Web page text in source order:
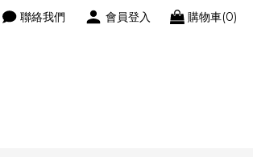
聯絡我們 會員登入 購物車(0)